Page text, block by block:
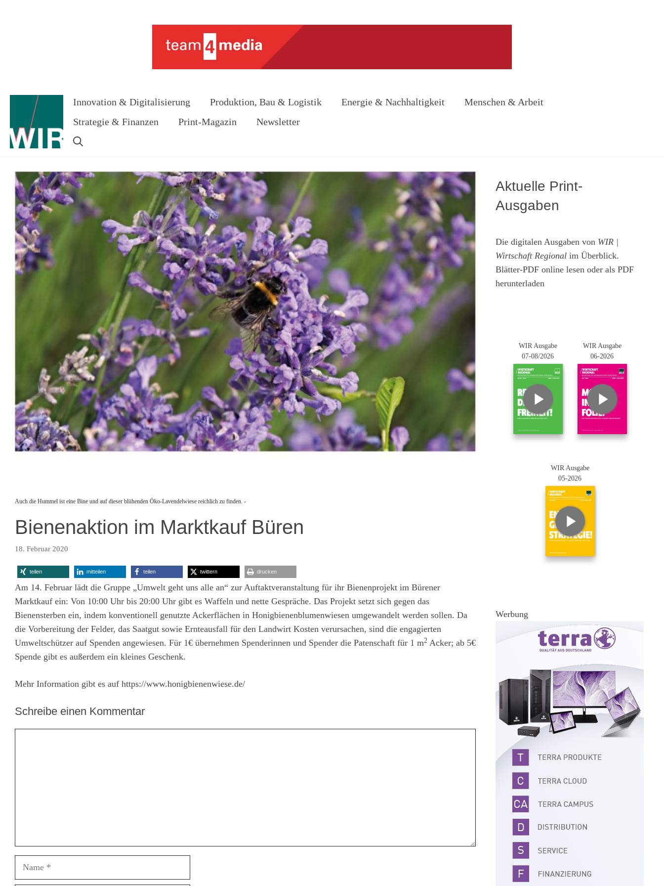
Innovation & Digitalisierung Produktion, Bau & Logistik Energie & Nachhaltigkeit
Menschen & Arbeit
Strategie & Finanzen
Print-Magazin Newsletter
Auch die Hummel ist eine Bine und auf dieser blühenden Öko-Lavendelwiese reichlich zu finden. -
Bienenaktion im Marktkauf Büren
18. Februar 2020
teilen mitteilen teilen twittern drucken
Am 14. Februar lädt die Gruppe „Umwelt geht uns alle an“ zur Auftaktveranstaltung für ihr Bienenprojekt im Bürener
Marktkauf ein: Von 10:00 Uhr bis 20:00 Uhr gibt es Waffeln und nette Gespräche. Das Projekt setzt sich gegen das
Bienensterben ein, indem konventionell genutzte Ackerflächen in Honigbienenblumenwiesen umgewandelt werden sollen. Da
die Vorbereitung der Felder, das Saatgut sowie Ernteausfall für den Landwirt Kosten verursachen, sind die engagierten
Umweltschützer auf Spenden angewiesen. Für 1€ übernehmen Spenderinnen und Spender die Patenschaft für 1 m2 Acker; ab 5€
Spende gibt es außerdem ein kleines Geschenk.
Mehr Information gibt es auf https://www.honigbienenwiese.de/
Schreibe einen Kommentar
Name
Aktuelle Print-
Ausgaben
Die digitalen Ausgaben von WIR |
Wirtschaft Regional im Überblick.
Blätter-PDF online lesen oder als PDF
herunterladen
WIR Ausgabe
07-08/2026
WIR Ausgabe
06-2026
WIR Ausgabe
05-2026
Werbung